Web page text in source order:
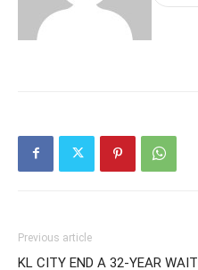
Previous article
KL CITY END A 32-YEAR WAIT